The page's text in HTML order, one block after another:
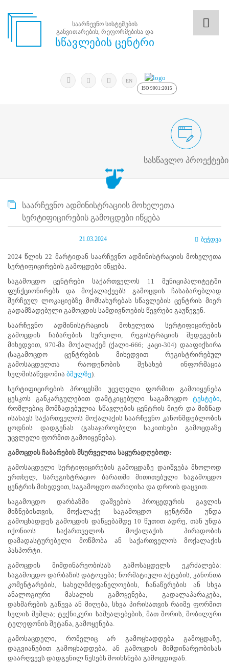
საარჩევნო
სისტემების
შესახებ
სტრუქტურული
სტრატეგიული
გეგმა
გეგმა
არჩევნების
სანდოობის
რისკების
მართვის
გეგმა
გენდერული
თანასწორობის
პოლიტიკა
ანგარიშები
მიღწევები
ხარისხის
პოლიტიკა
სიახლეები
საჯარო
ინფორმაცია
სასწავლო
პროექტები
სერტიფიცირება
პარტნიორობა
მიმდინარე
გამოცდა
საარჩევნო სისტემების
განვითარების, რეფორმებისა და
სწავლების ცენტრი
ძიება
მოძებნა
EN
ISO 9001:2015
სასწავლო პროექტები
საარჩევნო/სამოქალაქო
საარჩევნო ადმინისტრაციის მოხელეთა
სერტიფიცირების გამოცდები იწყება
21.03.2024 ბეჭდვა
2024 წლის 22 მარტიდან საარჩევნო ადმინისტრაციის მოხელეთა
სერტიფიცირების გამოცდები იწყება.
საგამოცდო ცენტრები საქართველოს 11 მუნიციპალიტეტში
ფუნქციონირებს და მოქალაქეებს გამოცდის ჩასაბარებლად
შერჩეულ ლოკაციებზე მომსახურებას სწავლების ცენტრის მიერ
გადამზადებული გამოცდის სამდივნოების წევრები გაუწევენ.
საარჩევნო ადმინისტრაციის მოხელეთა სერტიფიცირების
გამოცდის ჩაბარების სურვილი, რეგისტრაციის შედეგების
მიხედვით, 970-მა მოქალაქემ (ქალი-666; კაცი-304) დააფიქსირა
(საგამოცდო ცენტრების მიხედვით რეგისტრირებულ
გამოსაცდელთა რაოდენობის შესახებ ინფორმაცია
ხელმისაწვდომია ბმულზე).
სერტიფიცირების პროცესში უცვლელი ფორმით გამოიყენება
ცესკოს განკარგულებით დამტკიცებული საგამოცდო ტესტები,
რომლებიც მომზადებულია სწავლების ცენტრის მიერ და მიზნად
ისახავს საქართველოს მოქალაქის საარჩევნო კანონმდებლობის
ცოდნის დადგენას (გასაჯაროებული საკითხები გამოცდაზე
უცვლელი ფორმით გამოიყენება).
გამოცდის ჩაბარების მსურველთა საყურადღებოდ:
გამოსაცდელი სერტიფიცირების გამოცდაზე დაიშვება მხოლოდ
ერთხელ, სარეგისტრაციო ბარათში მითითებული საგამოცდო
ცენტრის მიხედვით, საგამოცდო თარიღისა და დროის დაცვით.
საგამოცდო დარბაზში დაშვების პროცედურის გავლის
მიზნებისთვის, მოქალაქე საგამოცდო ცენტრში უნდა
გამოცხადდეს გამოცდის დაწყებამდე 10 წუთით ადრე, თან უნდა
იქონიოს საქართველოს მოქალაქის პირადობის
დამადასტურებელი მოწმობა ან საქართველოს მოქალაქის
პასპორტი.
გამოცდის მიმდინარეობისას გამოსაცდელს ეკრძალება:
საგამოცდო დარბაზის დატოვება; ნორმატიული აქტების, კანონთა
კომენტარების, სახელმძღვანელოების, ჩანაწერების ან სხვა
ანალოგიური მასალის გამოყენება; გადალაპარაკება,
დახმარების გაწევა ან მიღება, სხვა პირისათვის რაიმე ფორმით
ხელის შეშლა; ტექნიკური საშუალებების, მათ შორის, მობილური
ტელეფონის შეტანა, გამოყენება.
გამოსაცდელი, რომელიც არ გამოცხადდება გამოცდაზე,
დაგვიანებით გამოცხადდება, ან გამოცდის მიმდინარეობისას
დაარღვევს დადგენილ წესებს მოიხსნება გამოცდიდან.